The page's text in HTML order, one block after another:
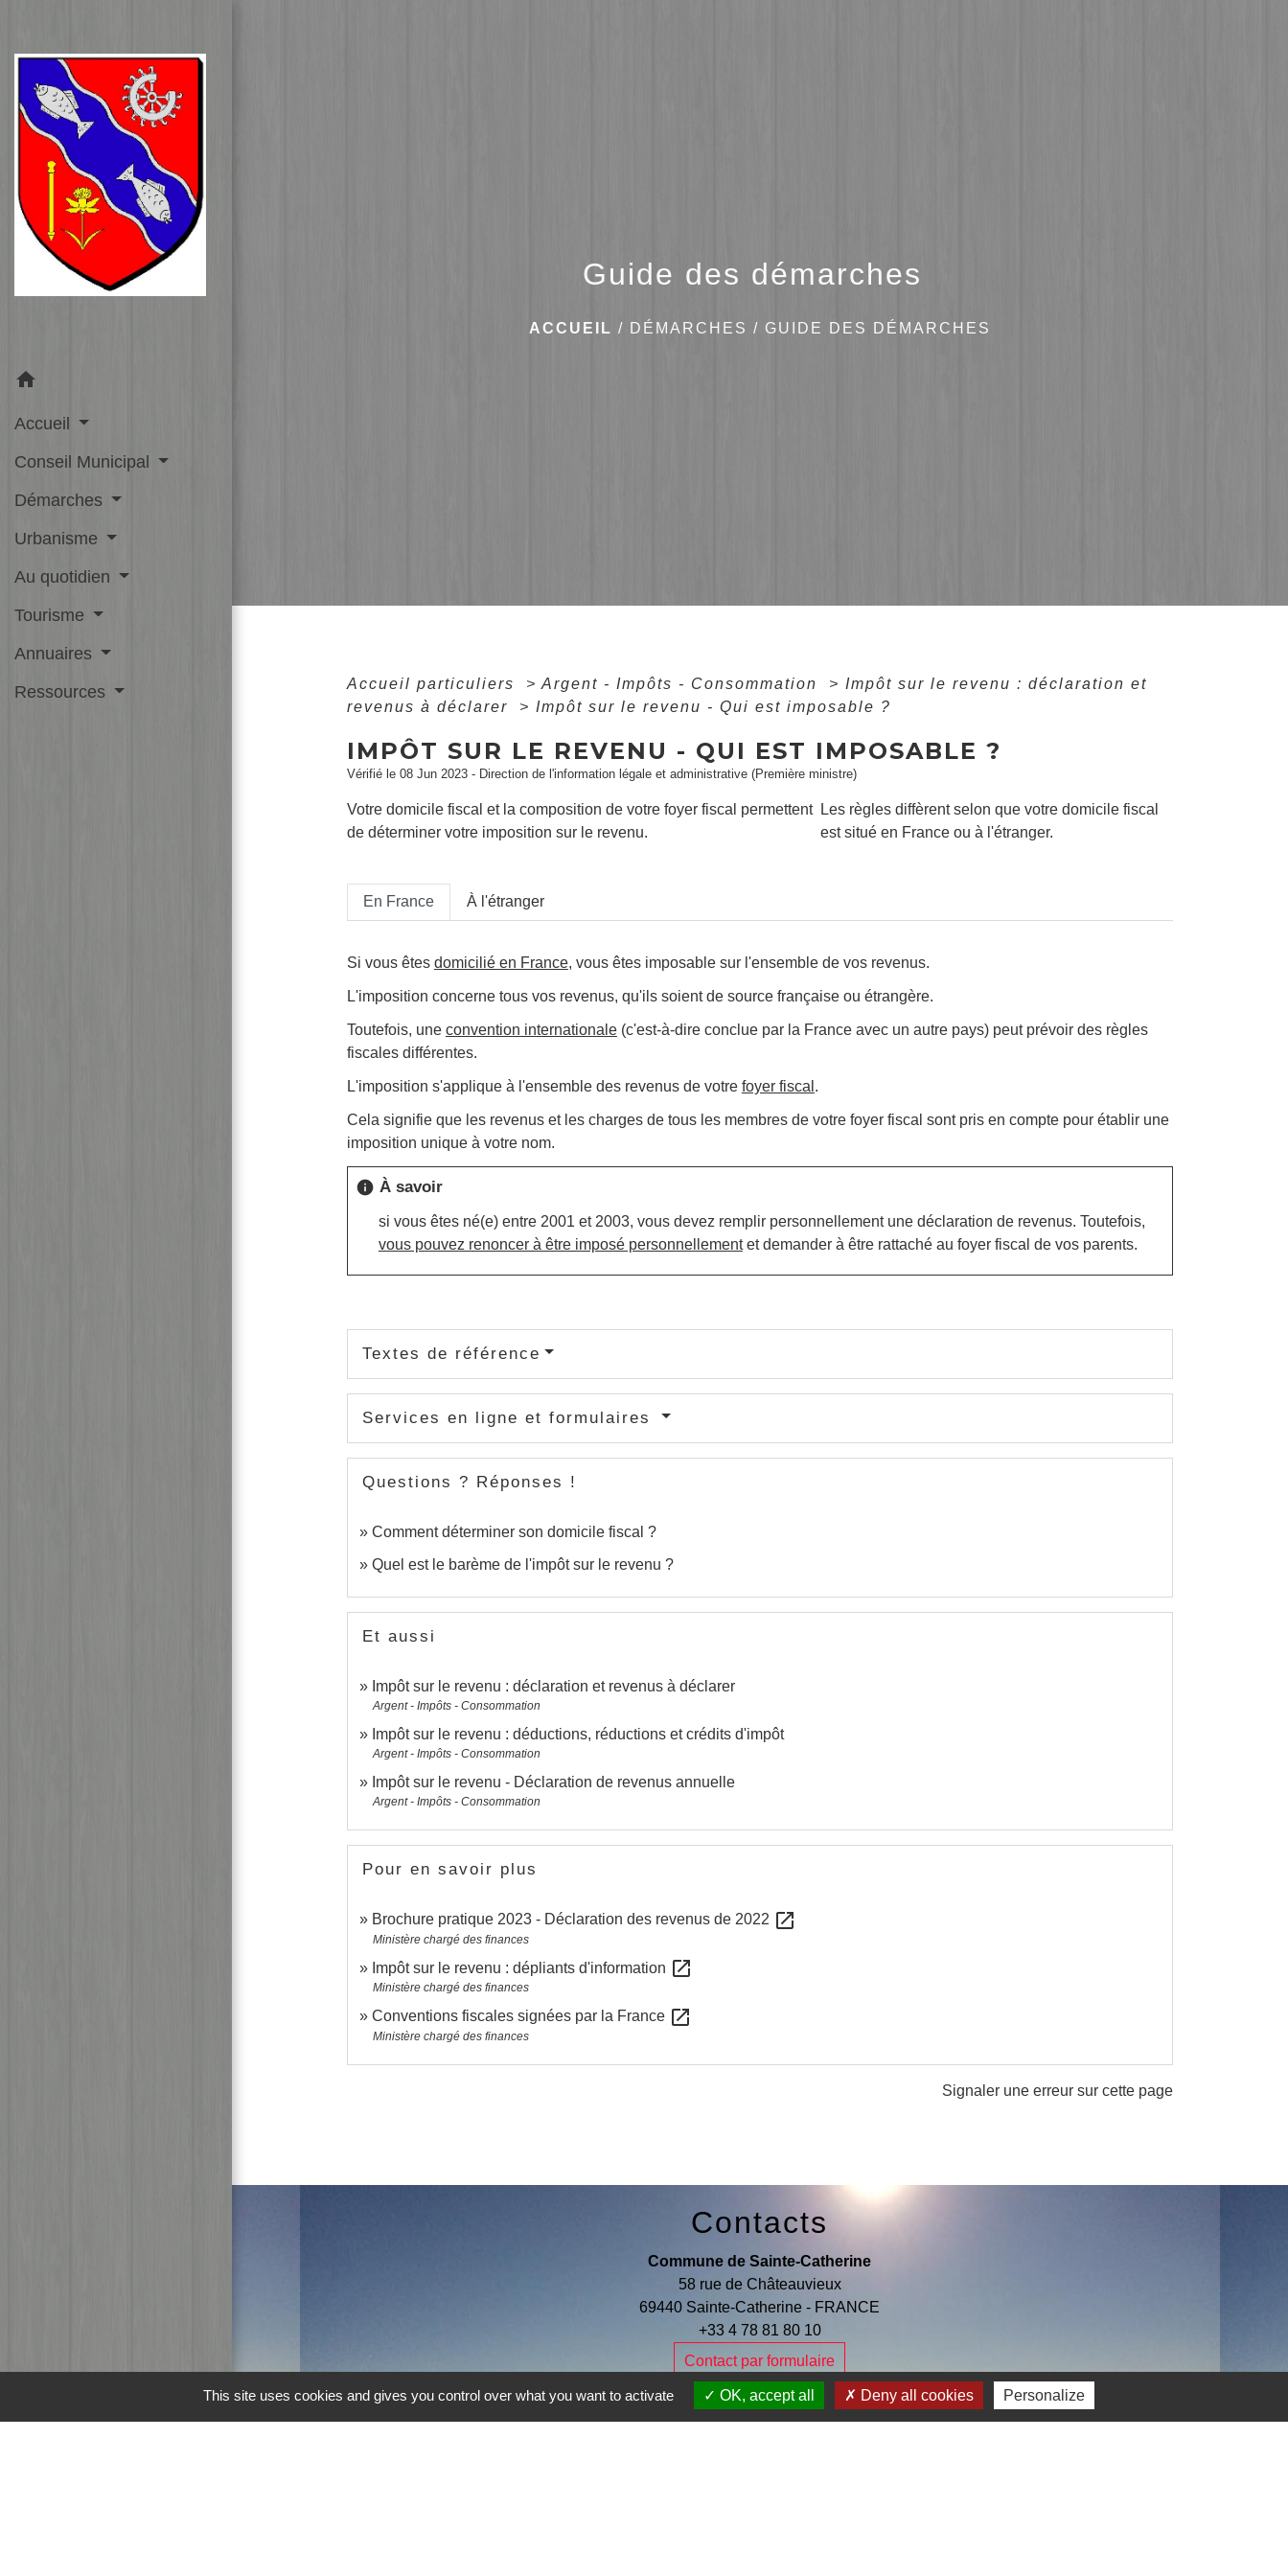
home
Accueil
Conseil Municipal
Démarches
Urbanisme
Au quotidien
Tourisme
Annuaires
Ressources
Guide des démarches
ACCUEIL / DÉMARCHES / GUIDE DES DÉMARCHES
Accueil particuliers > Argent - Impôts - Consommation > Impôt sur le revenu : déclaration et
revenus à déclarer
> Impôt sur le revenu - Qui est imposable ?
IMPÔT SUR LE REVENU - QUI EST IMPOSABLE ?
Vérifié le 08 Jun 2023 - Direction de l'information légale et administrative (Première ministre)
Votre domicile fiscal et la composition de votre foyer fiscal permettent
de déterminer votre imposition sur le revenu.
Les règles diffèrent selon que votre domicile fiscal
est situé en France ou à l'étranger.
En France À l'étranger
Si vous êtes domicilié en France, vous êtes imposable sur l'ensemble de vos revenus.
L'imposition concerne tous vos revenus, qu'ils soient de source française ou étrangère.
Toutefois, une convention internationale(c'est-à-dire conclue par la France avec un autre pays) peut prévoir des règles
fiscales différentes.
L'imposition s'applique à l'ensemble des revenus de votre foyer fiscal .
Cela signifie que les revenus et les charges de tous les membres de votre foyer fiscal sont pris en compte pour établir une
imposition unique à votre nom.
info À savoir
si vous êtes né(e) entre 2001 et 2003, vous devez remplir personnellement une déclaration de revenus. Toutefois,
vous pouvez renoncer à être imposé personnellementet demander à être rattaché au foyer fiscal de vos parents.
Textes de référence
Services en ligne et formulaires
Questions ? Réponses !
Comment déterminer son domicile fiscal ?
Quel est le barème de l'impôt sur le revenu ?
Et aussi
Impôt sur le revenu : déclaration et revenus à déclarer
Argent - Impôts - Consommation
Impôt sur le revenu : déductions, réductions et crédits d'impôt
Argent - Impôts - Consommation
Impôt sur le revenu - Déclaration de revenus annuelle
Argent - Impôts - Consommation
Pour en savoir plus
Brochure pratique 2023 - Déclaration des revenus de 2022 open_in_new
Ministère chargé des finances
Impôt sur le revenu : dépliants d'information open_in_new
Ministère chargé des finances
Conventions fiscales signées par la France open_in_new
Ministère chargé des finances
Signaler une erreur sur cette page
Contacts
Commune de Sainte-Catherine
58 rue de Châteauvieux
69440 Sainte-Catherine - FRANCE
+33 4 78 81 80 10
Contact par formulaire
This site uses cookies and gives you control over what you want to activate OK, accept all Deny all cookies Personalize